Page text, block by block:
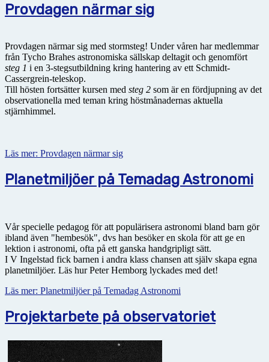
Provdagen närmar sig
Provdagen närmar sig med stormsteg! Under våren har medlemmar
från Tycho Brahes astronomiska sällskap deltagit och genomfört
steg 1 i en 3-stegsutbildning kring hantering av ett Schmidt-
Cassergrein-teleskop.
Till hösten fortsätter kursen med steg 2 som är en fördjupning av det
observationella med teman kring höstmånadernas aktuella
stjärnhimmel.
Läs mer: Provdagen närmar sig
Planetmiljöer på Temadag Astronomi
Vår specielle pedagog för att populärisera astronomi bland barn gör
ibland även "hembesök", dvs han besöker en skola för att ge en
lektion i astronomi, ofta på ett ganska handgripligt sätt.
I V Ingelstad fick barnen i andra klass chansen att själv skapa egna
planetmiljöer. Läs hur Peter Hemborg lyckades med det!
Läs mer: Planetmiljöer på Temadag Astronomi
Projektarbete på observatoriet